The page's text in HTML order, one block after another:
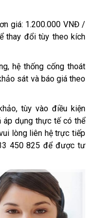
giá: 1.200.000 VNĐ /
thay đổi tùy theo kích
hệ thống cống thoát
sát và báo giá theo
tùy vào điều kiện
áp dụng thực tế có thể
lòng liên hệ trực tiếp
450 825 để được tư